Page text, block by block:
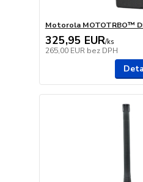
Motorola MOTOTRBO™
325,95 EUR/ks
265,00 EUR bez DPH